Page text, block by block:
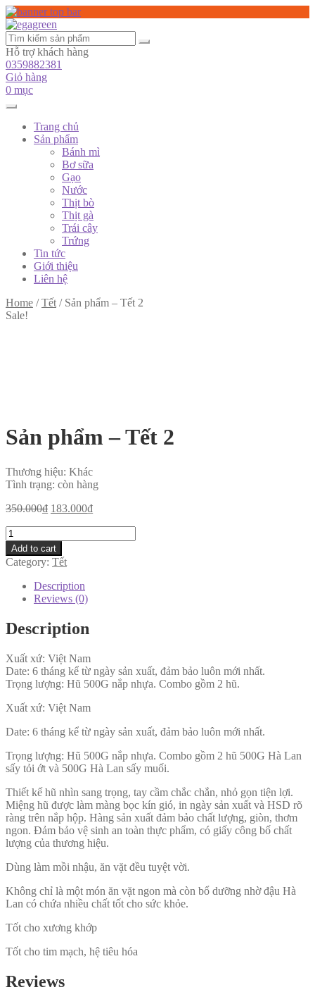
Hỗ trợ khách hàng
0359882381
Giỏ hàng
0 mục
Trang chủ
Sản phẩm
Bánh mì
Bơ sữa
Gạo
Nước
Thịt bò
Thịt gà
Trái cây
Trứng
Tin tức
Giới thiệu
Liên hệ
Home /Tết / Sản phẩm – Tết 2
Sale!
Sản phẩm – Tết 2
Thương hiệu: Khác
Tình trạng: còn hàng
350.000₫ 183.000₫
Sản
phẩm
-
Tết
quantity
Add to cart
Category: Tết
Description
Reviews (0)
Description
Xuất xứ: Việt Nam
Date: 6 tháng kể từ ngày sản xuất, đảm bảo luôn mới nhất.
Trọng lượng: Hũ 500G nắp nhựa. Combo gồm 2 hũ.
Xuất xứ: Việt Nam
Date: 6 tháng kể từ ngày sản xuất, đảm bảo luôn mới nhất.
Trọng lượng: Hũ 500G nắp nhựa. Combo gồm 2 hũ 500G Hà Lan
sấy tỏi ớt và 500G Hà Lan sấy muối.
Thiết kế hũ nhìn sang trọng, tay cầm chắc chắn, nhỏ gọn tiện lợi.
Miệng hũ được làm màng bọc kín gió, in ngày sản xuất và HSD rõ
ràng trên nắp hộp. Hàng sản xuất đảm bảo chất lượng, giòn, thơm
ngon. Đảm bảo vệ sinh an toàn thực phẩm, có giấy công bố chất
lượng của thương hiệu.
Dùng làm mồi nhậu, ăn vặt đều tuyệt vời.
Không chỉ là một món ăn vặt ngon mà còn bổ dưỡng nhờ đậu Hà
Lan có chứa nhiều chất tốt cho sức khỏe.
Tốt cho xương khớp
Tốt cho tim mạch, hệ tiêu hóa
Reviews